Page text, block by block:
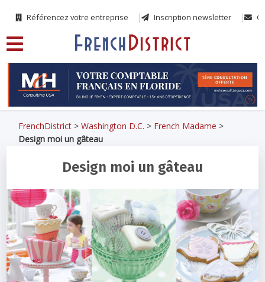
Référencez votre entreprise Inscription newsletter
FrenchDistrict >Washington D.C. > French Madame >
Design moi un gâteau
Design moi un gâteau